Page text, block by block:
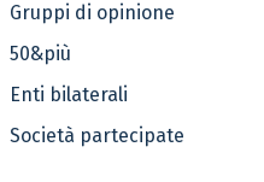
Gruppi di opinione
50&più
Enti bilaterali
Società partecipate